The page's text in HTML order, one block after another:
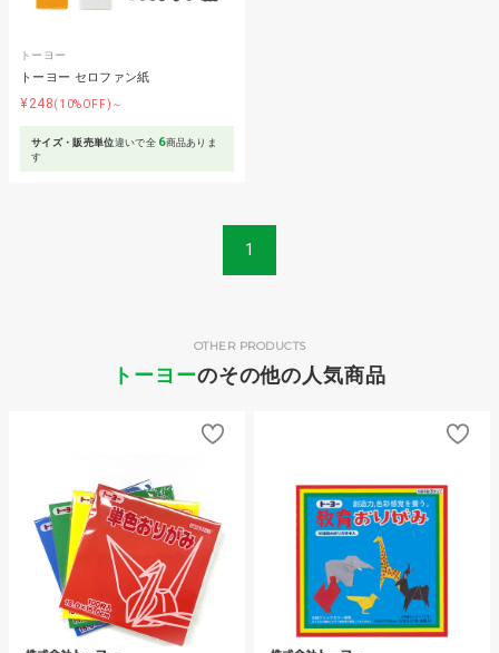
トーヨー
トーヨー セロファン紙
¥248(10%OFF)～
サイズ・販売単位違いで全 6商品ありま
す
1
トーヨーのその他の人気商品
OTHER PRODUCTS